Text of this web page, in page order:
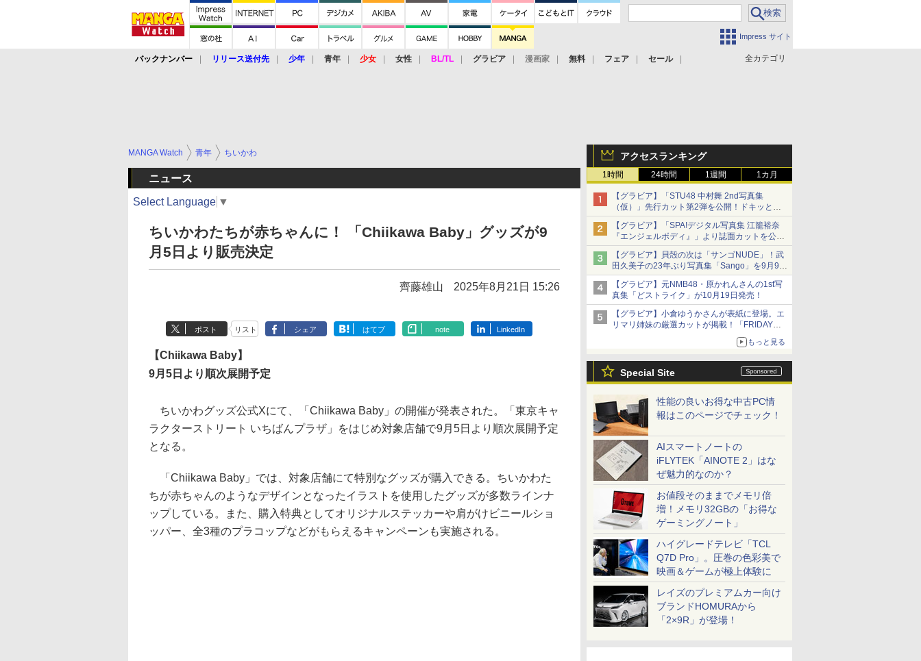
Impress サイト
全カテゴリ
バックナンバー リリース送付先 少年 青年 少女 女性 BL/TL グラビア 漫画家 無料 フェア セール
アクセスランキング
1時間 24時間 1週間 1カ月
【グラビア】「STU48 中村舞 2nd写真集
（仮）」先行カット第2弾を公開！ドキッとす
るランジェリーカットなど新たな挑戦
【グラビア】「SPA!デジタル写真集 江籠裕奈
『エンジェルボディ』」より誌面カットを公
開！
【グラビア】貝殻の次は「サンゴNUDE」！武
田久美子の23年ぶり写真集「Sango」を9月9日
に発売
【グラビア】元NMB48・原かれんさんの1st写
真集「どストライク」が10月19日発売！
【グラビア】小倉ゆうかさんが表紙に登場。エ
リマリ姉妹の厳選カットが掲載！「FRIDAY
2026年8⽉21・28日号」本日発売
もっと見る
Special Site
性能の良いお得な中古PC情
報はこのページでチェック！
AIスマートノートの
iFLYTEK「AINOTE 2」はな
ぜ魅力的なのか？
お値段そのままでメモリ倍
増！メモリ32GBの「お得な
ゲーミングノート」
ハイグレードテレビ「TCL
Q7D Pro」。圧巻の色彩美で
映画＆ゲームが極上体験に
レイズのプレミアムカー向け
ブランドHOMURAから
「2×9R」が登場！
MANGA Watch 青年 ちいかわ
ニュース
Select Language ▼
ちいかわたちが赤ちゃんに！ 「Chiikawa Baby」グッズが9
月5日より販売決定
齊藤雄山 2025年8月21日 15:26
ポスト リスト シェア はてブ note LinkedIn
【Chiikawa Baby】
9月5日より順次展開予定
ちいかわグッズ公式Xにて、「Chiikawa Baby」の開催が発表された。「東京キャ
ラクターストリート いちばんプラザ」をはじめ対象店舗で9月5日より順次展開予定
となる。
「Chiikawa Baby」では、対象店舗にて特別なグッズが購入できる。ちいかわた
ちが赤ちゃんのようなデザインとなったイラストを使用したグッズが多数ラインナ
ップしている。また、購入特典としてオリジナルステッカーや肩がけビニールショ
ッパー、全3種のプラコップなどがもらえるキャンペーンも実施される。